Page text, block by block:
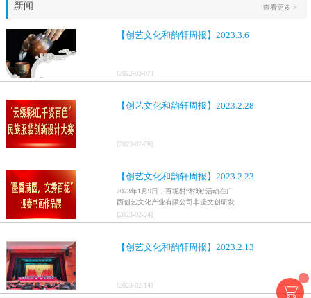
新闻
【创艺文化和韵轩周报】2023.3.6
[2023-03-07]
【创艺文化和韵轩周报】2023.2.28
[2023-02-28]
【创艺文化和韵轩周报】2023.2.23
2023年1月9日，百坭村“村晚”活动在广
西创艺文化产业有限公司非遗文创研发
基地、百色市乐业县百坭壮族织布技艺
传承创意基地正式开启，活动紧扣“启航
村特色设计舞美，突出乡村文艺新体
[2023-02-24]
【创艺文化和韵轩周报】2023.2.13
[2023-02-14]
查看更多 >